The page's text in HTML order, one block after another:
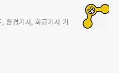
환경기사, 화공기사 기